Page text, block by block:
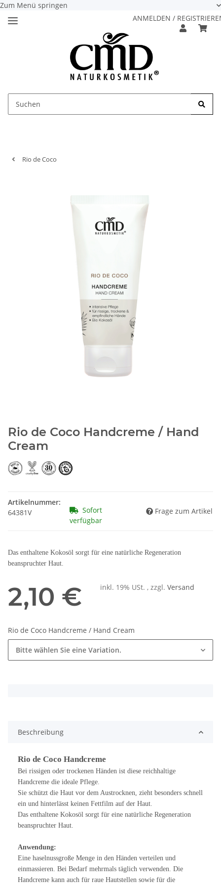
Zum Menü springen
ANMELDEN /
Rio de Coco
Rio de Coco Handcreme / Hand
Cream
Artikelnummer:
64381V
Sofort
verfügbar
Frage zum Artikel
Das enthaltene Kokosöl sorgt für eine natürliche Regeneration
beanspruchter Haut.
2,10 € inkl. 19% USt. , zzgl. Versand
Rio de Coco Handcreme / Hand Cream
Bitte wählen Sie eine Variation.
Beschreibung
Rio de Coco Handcreme
Bei rissigen oder trockenen Händen ist diese reichhaltige
Handcreme die ideale Pflege.
Sie schützt die Haut vor dem Austrocknen, zieht besonders schnell
ein und hinterlässt keinen Fettfilm auf der Haut.
Das enthaltene Kokosöl sorgt für eine natürliche Regeneration
beanspruchter Haut.
Anwendung:
Eine haselnussgroße Menge in den Händen verteilen und
einmassieren. Bei Bedarf mehrmals täglich verwenden. Die
Handcreme kann auch für raue Hautstellen sowie für die